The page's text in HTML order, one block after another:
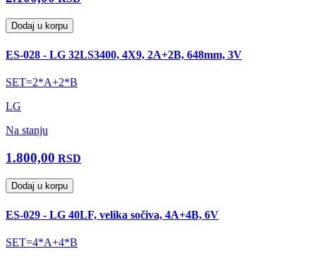
Dodaj u korpu
ES-028 - LG 32LS3400, 4X9, 2A+2B, 648mm, 3V
SET=2*A+2*B
LG
Na stanju
1.800,00 RSD
Dodaj u korpu
ES-029 - LG 40LF, velika sočiva, 4A+4B, 6V
SET=4*A+4*B